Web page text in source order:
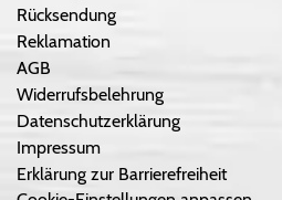
Rücksendung
Reklamation
AGB
Widerrufsbelehrung
Datenschutzerklärung
Impressum
Erklärung zur Barrierefreiheit